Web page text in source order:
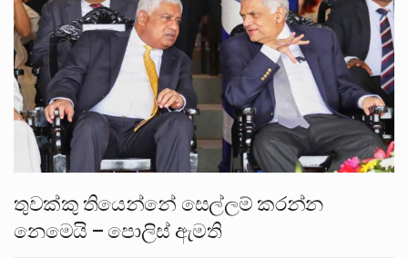
තුවක්කු තියෙන්නේ සෙල්ලම් කරන්න
නෙමෙයි – පොලිස් ඇමති